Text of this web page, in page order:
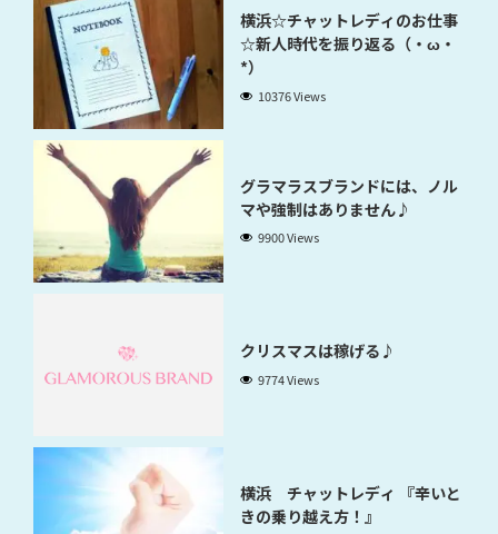
横浜☆チャットレディのお仕事
☆新人時代を振り返る（・ω・
*）
10376 Views
グラマラスブランドには、ノル
マや強制はありません♪
9900 Views
クリスマスは稼げる♪
9774 Views
横浜 チャットレディ 『辛いと
きの乗り越え方！』